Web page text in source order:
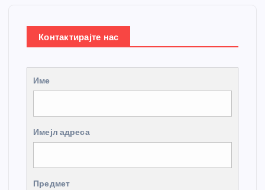
Контактирајте нас
Име
Имејл адреса
Предмет